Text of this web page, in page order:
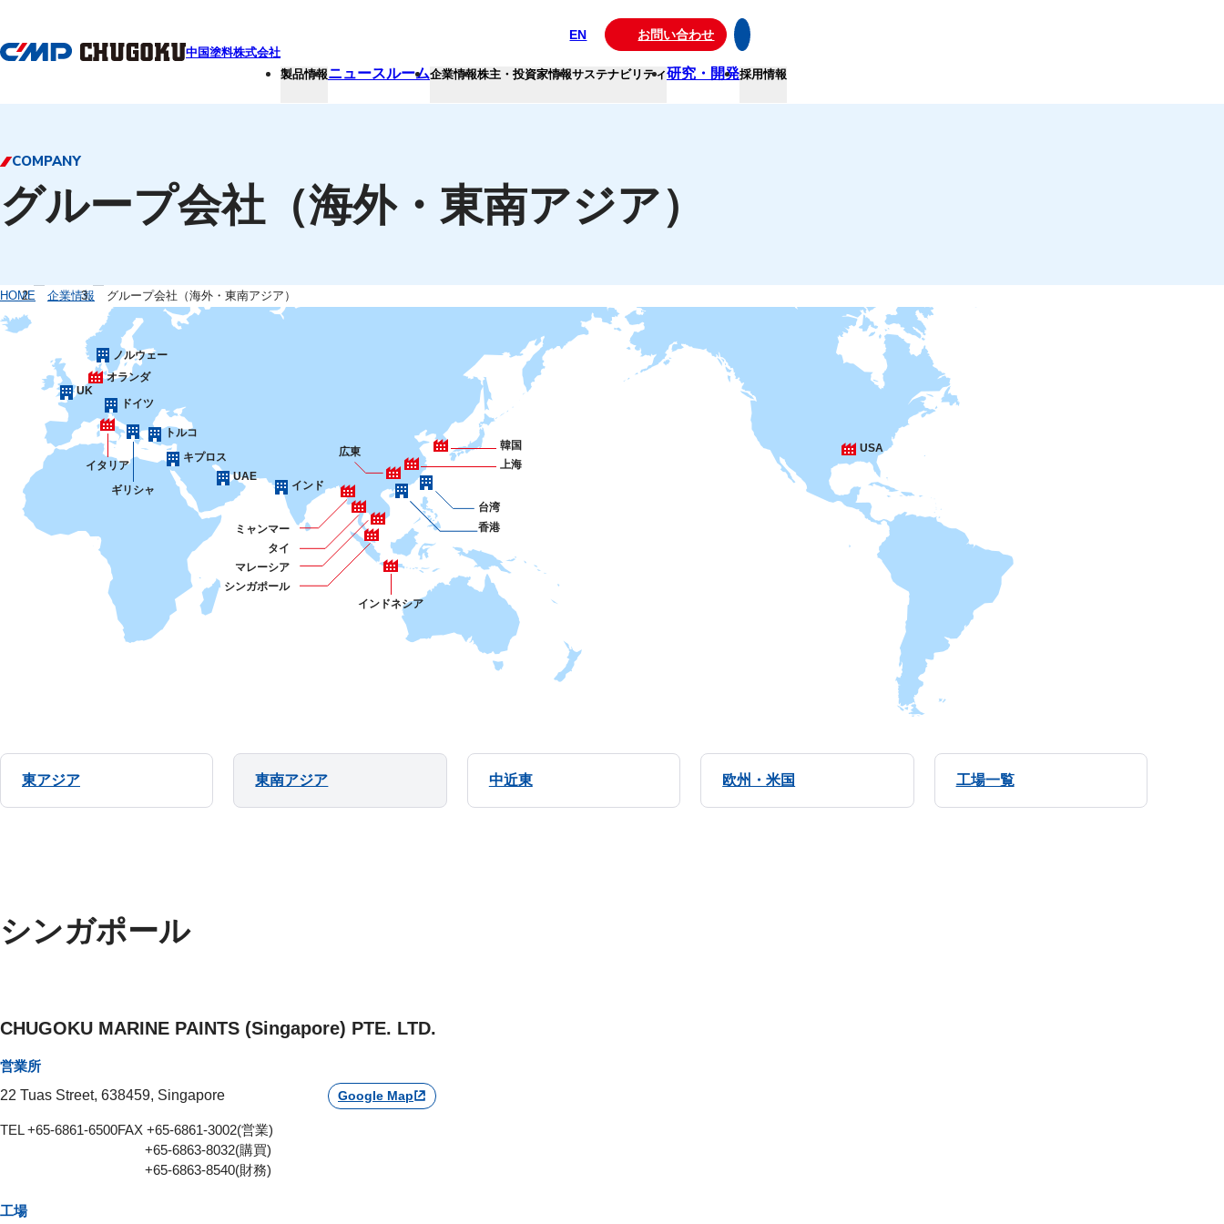
中国塗料株式会社
EN お問い合わせ
製品情報ニュースルーム企業情報株主・投資家情報サステナビリティ研究・開発採用情報
COMPANY
グループ会社（海外・東南アジア）
HOME 企業情報 グループ会社（海外・東南アジア）
ノルウェー
オランダ
UK
ドイツ
トルコ
キプロス
ギリシャ
イタリア
USA
UAE
インド
韓国
上海
台湾
香港
広東
ミャンマー
タイ
マレーシア
シンガポール
インドネシア
東アジア 東南アジア 中近東 欧州・米国 工場一覧
シンガポール
CHUGOKU MARINE PAINTS (Singapore) PTE. LTD.
営業所
22 Tuas Street, 638459, Singapore
Google Map
TEL +65-6861-6500FAX +65-6861-3002(営業)
+65-6863-8032(購買)
+65-6863-8540(財務)
工場